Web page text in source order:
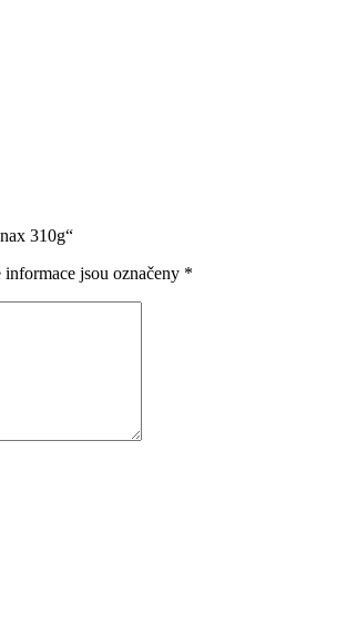
310g“
informace jsou označeny *